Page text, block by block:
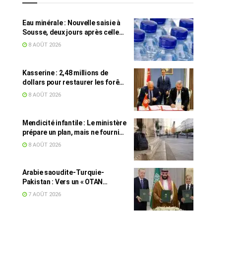
Eau minérale : Nouvelle saisie à
Sousse, deux jours après celle
des grossistes
8 AOÛT 2026
Kasserine : 2,48 millions de
dollars pour restaurer les forêts
de pin d’Alep
8 AOÛT 2026
Mendicité infantile : Le ministère
prépare un plan, mais ne fournit
toujours aucun chiffre
8 AOÛT 2026
Arabie saoudite-Turquie-
Pakistan : Vers un « OTAN
islamique » ?
7 AOÛT 2026